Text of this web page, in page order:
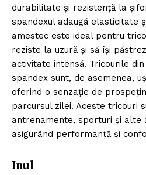
durabilitate și rezistență la
spandexul adaugă elasticitate
amestec este ideal pentru
reziste la uzură și să își
activitate intensă. Tricourile
spandex sunt, de asemenea,
oferind o senzație de
parcursul zilei. Aceste tricouri
antrenamente, sporturi și alte
asigurând performanță și
Inul